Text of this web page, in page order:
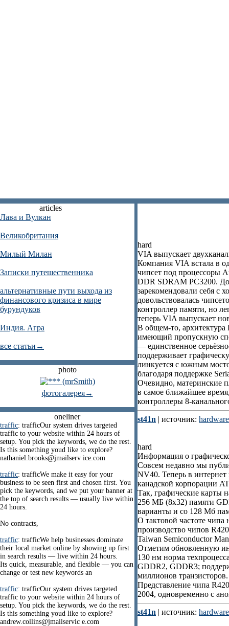
articles
Лава и Вулкан
Великобритания
Милый Милан
Записки путешественника
альтернативные пути выхода из
финансового кризиса в мире
бурундуков
Индия. Агра
все статьи→
photo
фотогалерея→
oneliner
traffic: trafficOur system drives targeted
traffic to your website within 24 hours of
setup. You pick the keywords, we do the rest.
Is this something youd like to explore?
nathaniel.brooks@jmailserv ice.com
traffic: trafficWe make it easy for your
business to be seen first and chosen first. You
pick the keywords, and we put your banner at
the top of search results — usually live within
24 hours.
No contracts,
traffic: trafficWe help businesses dominate
their local market online by showing up first
in search results — live within 24 hours.
Its quick, measurable, and flexible — you can
change or test new keywords an
traffic: trafficOur system drives targeted
traffic to your website within 24 hours of
setup. You pick the keywords, we do the rest.
Is this something youd like to explore?
andrew.collins@jmailservic e.com
hard
VIA выпускает
Компания VIA встала в
чипсет под процессоры
DDR SDRAM PC3200.
зарекомендовали себя с
довольствовалась
контроллер памяти, но
теперь VIA выпускает
В общем-то, архитектура
имеющий пропускную
— единственное
поддерживает
линкуется с южным
благодаря поддержке
Очевидно, материнские
в самое ближайшее
контроллеры 8-
st41n | источник:
hard
Информация о
Совсем недавно мы
NV40. Теперь в
канадской корпорации
Так, графические карты
256 МБ (8х32) памяти
варианты и со 128 Мб
О тактовой частоте чипа
производство чипов
Taiwan Semiconductor
Отметим обновленную
130 нм норма
GDDR2, GDDR3;
миллионов транзисторов.
Представление чипа
2004, одновременно с
st41n | источник: